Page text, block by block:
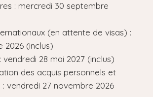
: mercredi 30 septembre
(en attente de visas) :
2026 (inclus)
vendredi 28 mai 2027 (inclus)
des acquis personnels et
vendredi 27 novembre 2026